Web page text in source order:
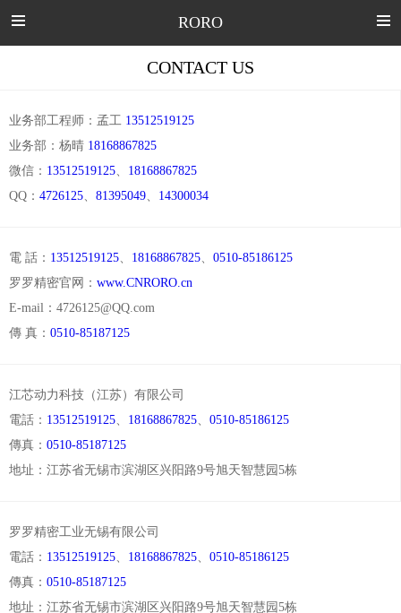
RORO
CONTACT US
业务部工程师：孟工 13512519125
业务部：杨晴 18168867825
微信： 13512519125、 18168867825
QQ： 4726125、 81395049、 14300034
電 話： 13512519125、 18168867825、 0510-85186125
罗罗精密官网： www.CNRORO.cn
E-mail：4726125@QQ.com
傳 真： 0510-85187125
江芯动力科技（江苏）有限公司
電話： 13512519125、 18168867825、 0510-85186125
傳真： 0510-85187125
地址：江苏省无锡市滨湖区兴阳路9号旭天智慧园5栋
罗罗精密工业无锡有限公司
電話： 13512519125、 18168867825、 0510-85186125
傳真： 0510-85187125
地址：江苏省无锡市滨湖区兴阳路9号旭天智慧园5栋